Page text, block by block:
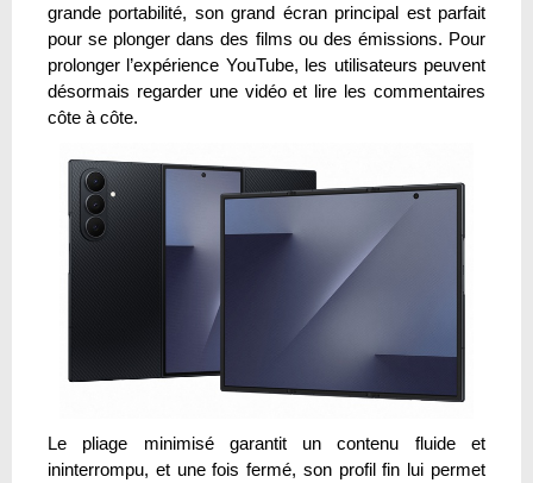
grande portabilité, son grand écran principal est parfait
pour se plonger dans des films ou des émissions. Pour
prolonger l’expérience YouTube, les utilisateurs peuvent
désormais regarder une vidéo et lire les commentaires
côte à côte.
Le pliage minimisé garantit un contenu fluide et
ininterrompu, et une fois fermé, son profil fin lui permet